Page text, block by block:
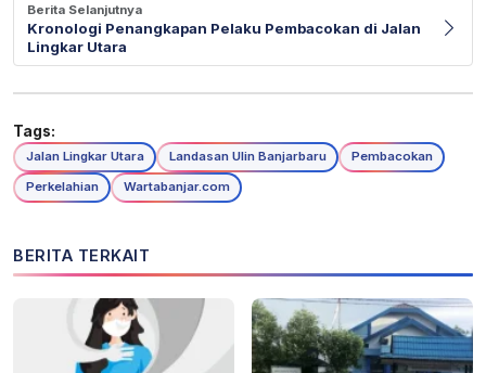
Berita Selanjutnya
Kronologi Penangkapan Pelaku Pembacokan di Jalan
Lingkar Utara
Tags:
Jalan Lingkar Utara Landasan Ulin Banjarbaru
Pembacokan
Perkelahian
Wartabanjar.com
BERITA TERKAIT